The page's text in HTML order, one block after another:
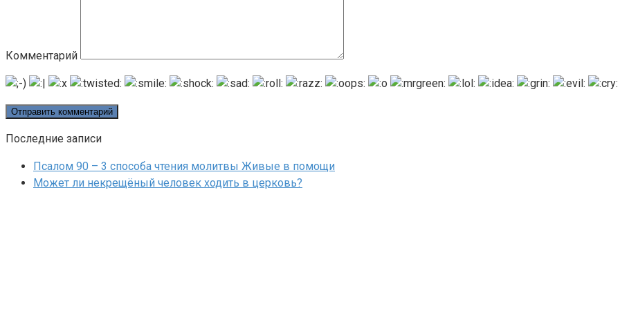
Комментарий
Последние записи
Псалом 90 – 3 способа чтения молитвы Живые в помощи
Может ли некрещёный человек ходить в церковь?